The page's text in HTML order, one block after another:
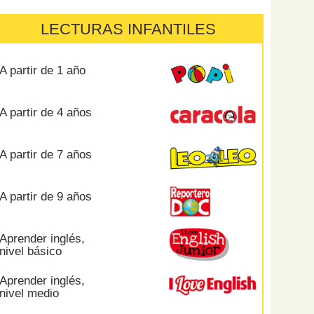
LECTURAS INFANTILES
A partir de 1 año
A partir de 4 años
A partir de 7 años
A partir de 9 años
Aprender inglés,
nivel básico
Aprender inglés,
nivel medio